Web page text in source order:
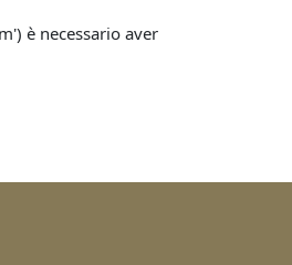
è necessario aver